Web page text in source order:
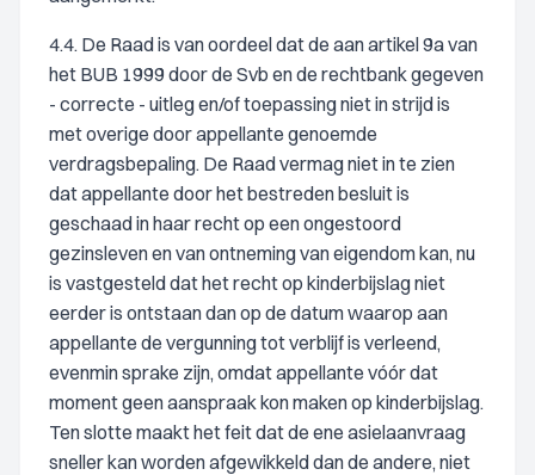
4.4. De Raad is van oordeel dat de aan artikel 9a van
het BUB 1999 door de Svb en de rechtbank gegeven
- correcte - uitleg en/of toepassing niet in strijd is
met overige door appellante genoemde
verdragsbepaling. De Raad vermag niet in te zien
dat appellante door het bestreden besluit is
geschaad in haar recht op een ongestoord
gezinsleven en van ontneming van eigendom kan, nu
is vastgesteld dat het recht op kinderbijslag niet
eerder is ontstaan dan op de datum waarop aan
appellante de vergunning tot verblijf is verleend,
evenmin sprake zijn, omdat appellante vóór dat
moment geen aanspraak kon maken op kinderbijslag.
Ten slotte maakt het feit dat de ene asielaanvraag
sneller kan worden afgewikkeld dan de andere, niet